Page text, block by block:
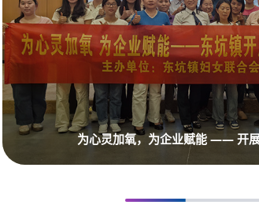
为心灵加氧，为企业赋能 —— 开